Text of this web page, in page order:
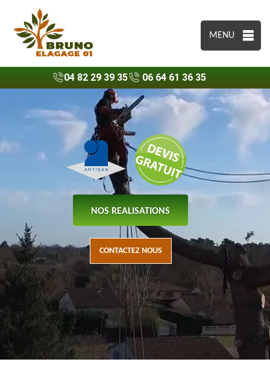
MENU
04 82 29 39 35 06 64 61 36 35
NOS REALISATIONS
CONTACTEZ NOUS